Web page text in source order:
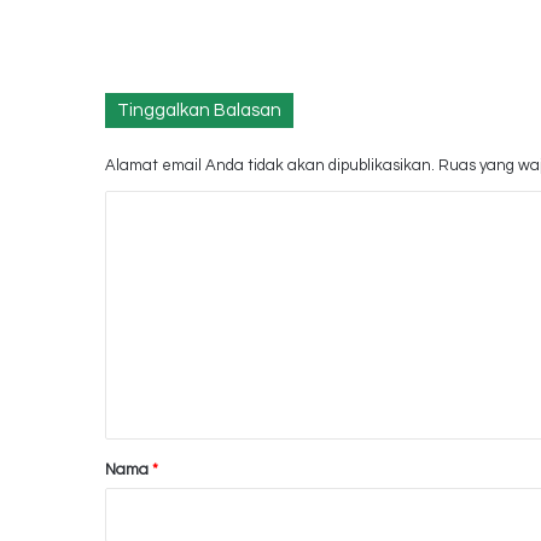
Tinggalkan Balasan
Alamat email Anda tidak akan dipublikasikan. Ruas yang
rNama *